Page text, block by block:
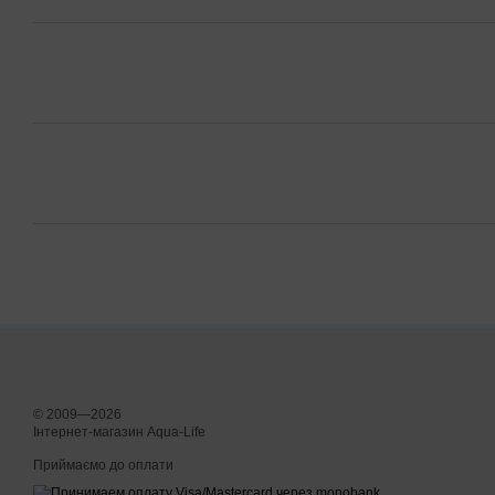
© 2009—2026
Інтернет-магазин Aqua-Life
Приймаємо до оплати